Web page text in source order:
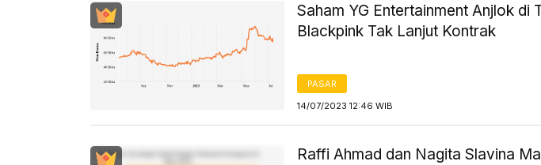
Saham YG Entertainment Anjlok di
Blackpink Tak Lanjut Kontrak
PASAR
14/07/2023 12:46 WIB
Raffi Ahmad dan Nagita Slavina